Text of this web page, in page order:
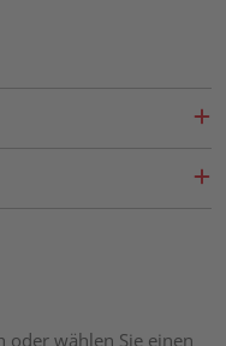
oder wählen Sie einen